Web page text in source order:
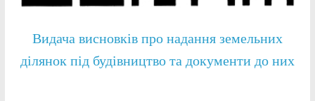
Видача висновків про надання земельних
ділянок під будівництво та документи до них